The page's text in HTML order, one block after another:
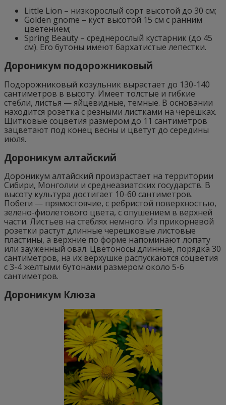
Little Lion – низкорослый сорт высотой до 30 см;
Golden gnome – куст высотой 15 см с ранним
цветением;
Spring Beauty – среднерослый кустарник (до 45
см). Его бутоны имеют бархатистые лепестки.
Дороникум подорожниковый
Подорожниковый козульник вырастает до 130-140
сантиметров в высоту. Имеет толстые и гибкие
стебли, листья — яйцевидные, темные. В основании
находится розетка с резными листками на черешках.
Щитковые соцветия размером до 11 сантиметров
зацветают под конец весны и цветут до середины
июля.
Дороникум алтайский
Дороникум алтайский произрастает на территории
Сибири, Монголии и среднеазиатских государств. В
высоту культура достигает 10-60 сантиметров.
Побеги — прямостоячие, с ребристой поверхностью,
зелено-фиолетового цвета, с опушением в верхней
части. Листьев на стеблях немного. Из прикорневой
розетки растут длинные черешковые листовые
пластины, а верхние по форме напоминают лопату
или зауженный овал. Цветоносы длинные, порядка 30
сантиметров, на их верхушке распускаются соцветия
с 3-4 желтыми бутонами размером около 5-6
сантиметров.
Дороникум Клюза